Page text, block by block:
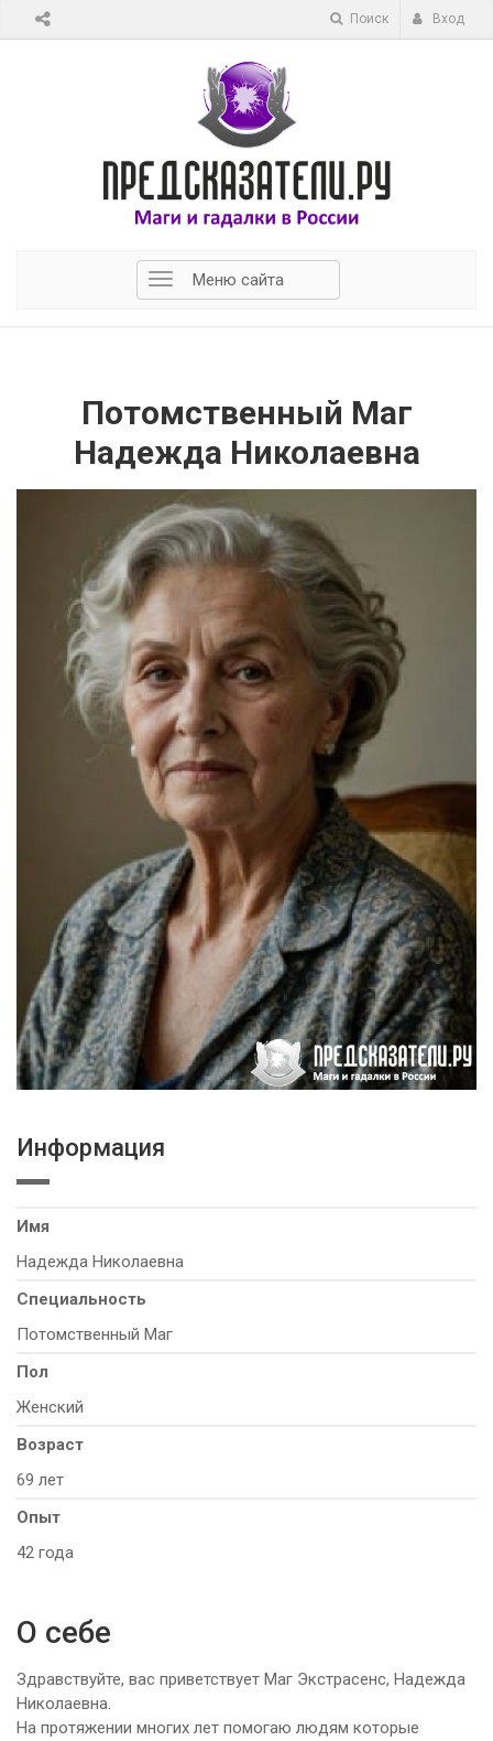
Поиск Вход
Меню сайта
Потомственный Маг
Надежда Николаевна
Информация
Имя
Надежда Николаевна
Специальность
Потомственный Маг
Пол
Женский
Возраст
69 лет
Опыт
42 года
О себе
Здравствуйте, вас приветствует Маг Экстрасенс, Надежда
Николаевна.
На протяжении многих лет помогаю людям которые